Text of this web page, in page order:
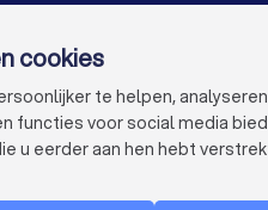
werkt Trustlocal
over bedrijf
cookies
te helpen,
functies voor social media
u eerder aan hen hebt